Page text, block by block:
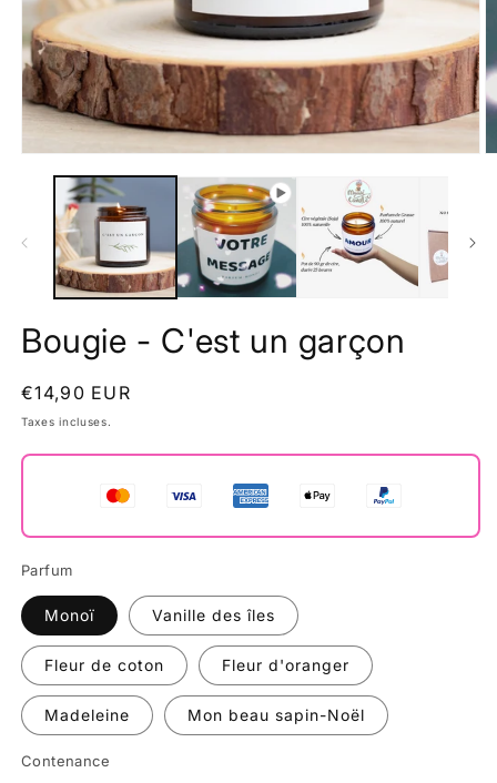
une
fenêtre
modale
Bougie - C'est un garçon
Prix
habituel
€14,90 EUR
Taxes incluses.
Parfum
Monoï Vanille des îles
Fleur de coton Fleur d'oranger
Madeleine Mon beau sapin-Noël
Contenance